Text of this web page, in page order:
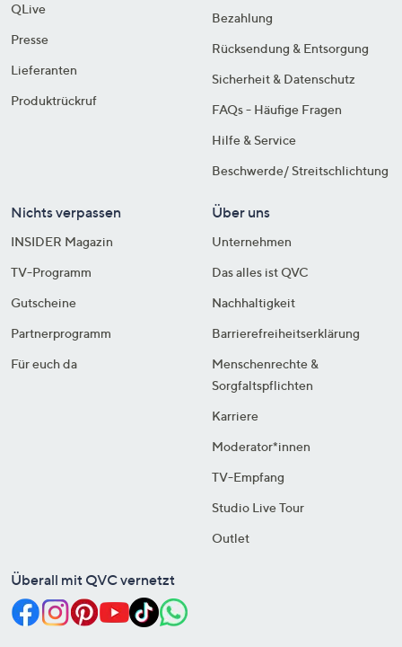
QLive
Presse
Lieferanten
Produktrückruf
Bezahlung
Rücksendung & Entsorgung
Sicherheit & Datenschutz
FAQs - Häufige Fragen
Hilfe & Service
Beschwerde/ Streitschlichtung
Nichts verpassen
INSIDER Magazin
TV-Programm
Gutscheine
Partnerprogramm
Für euch da
Über uns
Unternehmen
Das alles ist QVC
Nachhaltigkeit
Barrierefreiheitserklärung
Menschenrechte &
Sorgfaltspflichten
Karriere
Moderator*innen
TV-Empfang
Studio Live Tour
Outlet
Überall mit QVC vernetzt